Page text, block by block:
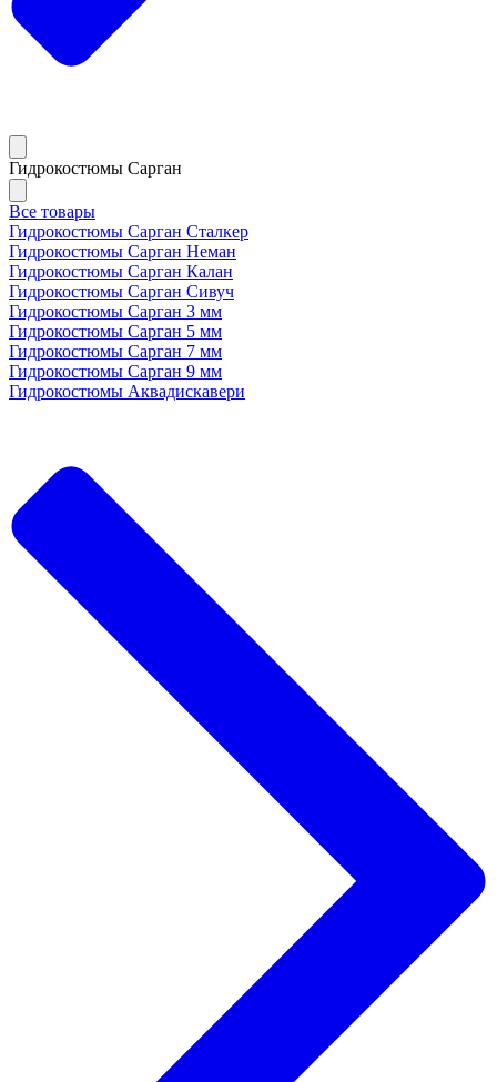
Гидрокостюмы Сарган
Все товары
Гидрокостюмы Сарган Сталкер
Гидрокостюмы Сарган Неман
Гидрокостюмы Сарган Калан
Гидрокостюмы Сарган Сивуч
Гидрокостюмы Сарган 3 мм
Гидрокостюмы Сарган 5 мм
Гидрокостюмы Сарган 7 мм
Гидрокостюмы Сарган 9 мм
Гидрокостюмы Аквадискавери